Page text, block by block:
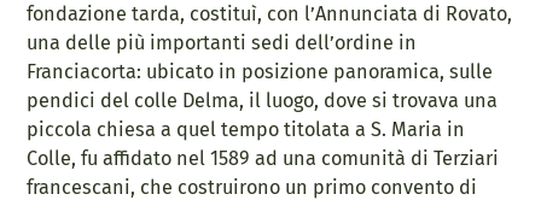
fondazione tarda, costituì, con l’Annunciata di Rovato,
una delle più importanti sedi dell’ordine in
Franciacorta: ubicato in posizione panoramica, sulle
pendici del colle Delma, il luogo, dove si trovava una
piccola chiesa a quel tempo titolata a S. Maria in
Colle, fu affidato nel 1589 ad una comunità di Terziari
francescani, che costruirono un primo convento di